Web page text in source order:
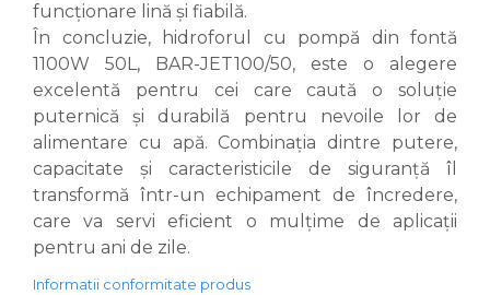
funcționare lină și fiabilă.
În concluzie, hidroforul cu pompă din fontă
1100W 50L, BAR-JET100/50, este o alegere
excelentă pentru cei care caută o soluție
puternică și durabilă pentru nevoile lor de
alimentare cu apă. Combinația dintre putere,
capacitate și caracteristicile de siguranță îl
transformă într-un echipament de încredere,
care va servi eficient o mulțime de aplicații
pentru ani de zile.
Informatii conformitate produs